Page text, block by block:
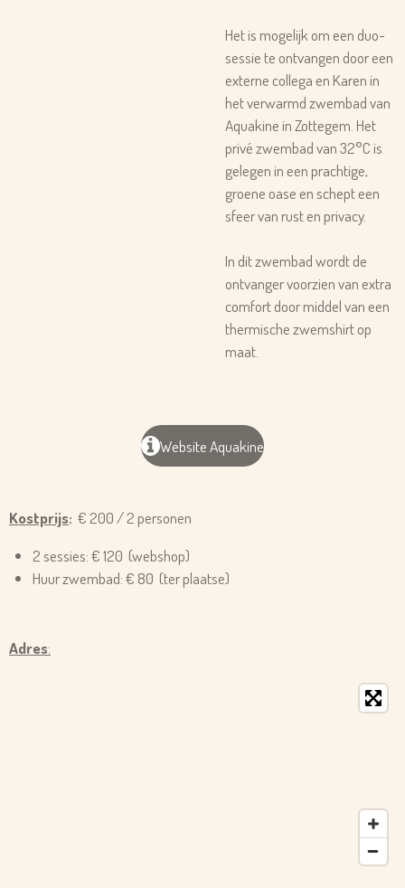
Het is mogelijk om een duo-
sessie te ontvangen door een
externe collega en Karen in
het verwarmd zwembad van
Aquakine in Zottegem. Het
privé zwembadvan32°C is
gelegen in een prachtige,
groene oase en schept een
sfeer van rust en privacy.
In dit zwembad wordt de
ontvanger voorzien van extra
comfort door middel van een
thermische zwemshirt op
maat.
Website Aquakine
Kostprijs: € 200 / 2 personen
2 sessies: € 120 (webshop)
Huur zwembad: € 80 (ter plaatse)
Adres: